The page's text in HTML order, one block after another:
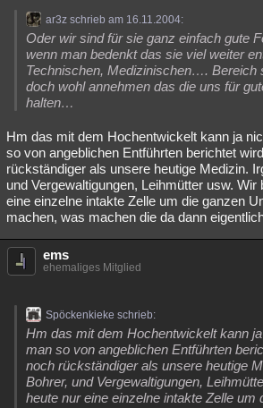
ar3z schrieb am 16.11.2004:
Oder wir sind für sie ganz einfach gute
wenn man bedenkt das sie viel weiter
Technischen, Medizinischen…. Bereich
doch wohl annehmen das die uns für
halten…
Hm das mit dem Hochentwickelt kann ja
so von angeblichen Entführten berichtet
rückständiger als unsere heutige Medizin.
und Vergewaltigungen, Leihmütter usw. Wir
eine einzelne intakte Zelle um die ganzen
machen, was machen die da dann
ems
ehemaliges Mitglied
Spöckenkieke schrieb:
Hm das mit dem Hochentwickelt kann
man so von angeblichen Entführten
noch rückständiger als unsere heutige
Bohrer, und Vergewaltigungen,
heute nur eine einzelne intakte Zelle um